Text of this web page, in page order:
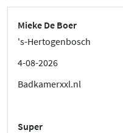
Mieke De Boer
's-Hertogenbosch
4-08-2026
Badkamerxxl.nl
Super